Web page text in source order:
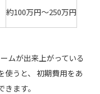
約100万円～250万円
ムが出来上がっている
使うと、 初期費用をあ
ます。